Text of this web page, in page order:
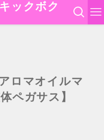
ックボク
ロマオイルマ
ペガサス】